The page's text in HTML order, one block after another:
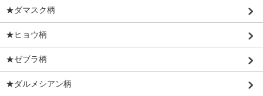
★ダマスク柄
★ヒョウ柄
★ゼブラ柄
★ダルメシアン柄